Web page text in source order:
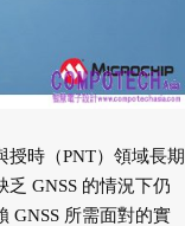
時（PNT）領域長期
GNSS 的情況下仍
GNSS 所需面對的實